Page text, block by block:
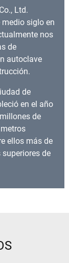
Ltd.
siglo en
nos
de
autoclave
de
en el año
de
ellos más de
de